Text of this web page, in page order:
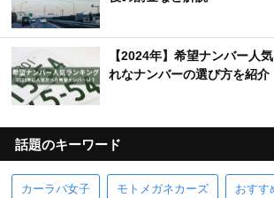
【2024年】希望ナンバー人
れなナンバーの選び方を紹介
話題のキーワード
カーラバ女子 モトメガネカーズ おすす